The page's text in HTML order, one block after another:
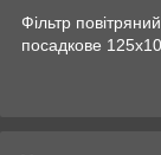
Фільтр
посадкове